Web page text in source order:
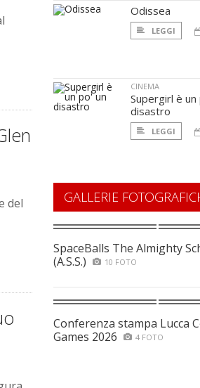
del
Odissea
LEGGI
CINEMA
Supergirl è un
disastro
LEGGI
GALLERIE
SpaceBalls The Almighty
(A.S.S.)
10 FOTO
Conferenza stampa Lucca
Games 2026
4 FOTO